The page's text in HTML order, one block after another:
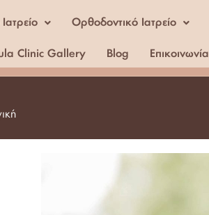
Ορθοδοντικό Ιατρείο
Clinic Gallery Blog Επικοινωνία